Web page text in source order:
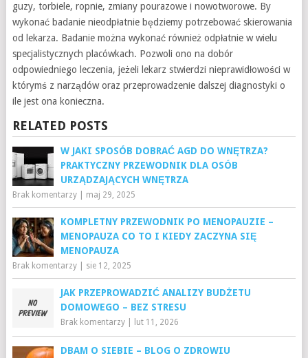
guzy, torbiele, ropnie, zmiany pourazowe i nowotworowe. By
wykonać badanie nieodpłatnie będziemy potrzebować skierowania
od lekarza. Badanie można wykonać również odpłatnie w wielu
specjalistycznych placówkach. Pozwoli ono na dobór
odpowiedniego leczenia, jeżeli lekarz stwierdzi nieprawidłowości w
którymś z narządów oraz przeprowadzenie dalszej diagnostyki o
ile jest ona konieczna.
RELATED POSTS
W JAKI SPOSÓB DOBRAĆ AGD DO WNĘTRZA?
PRAKTYCZNY PRZEWODNIK DLA OSÓB
URZĄDZAJĄCYCH WNĘTRZA
Brak komentarzy| maj 29, 2025
KOMPLETNY PRZEWODNIK PO MENOPAUZIE –
MENOPAUZA CO TO I KIEDY ZACZYNA SIĘ
MENOPAUZA
Brak komentarzy| sie 12, 2025
JAK PRZEPROWADZIĆ ANALIZY BUDŻETU
DOMOWEGO – BEZ STRESU
Brak komentarzy| lut 11, 2026
DBAM O SIEBIE – BLOG O ZDROWIU